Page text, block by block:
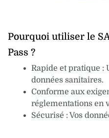
Pourquoi utiliser le
Pass ?
Rapide et pratique :
données sanitaires.
Conforme aux
réglementations en
Sécurisé : Vos